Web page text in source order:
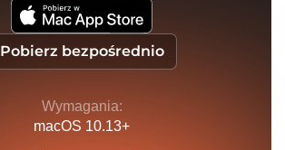
Pobierz bezpośrednio
Wymagania:
macOS 10.13+